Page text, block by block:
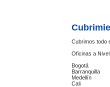
Cubrimos todo
Oficinas a
Bogotá
Barranquilla
Medellín
Cali